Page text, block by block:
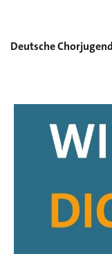
Deutsche